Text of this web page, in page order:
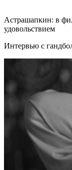
Астрашапкин: в
удовольствием
Интервью с